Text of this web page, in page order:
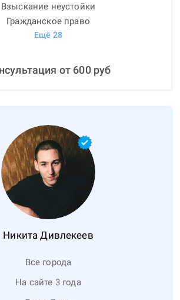
Взыскание неустойки
Гражданское право
Ещё 28
от 600руб
Никита Дивлекеев
Все города
На сайте 3 года